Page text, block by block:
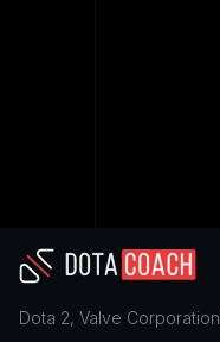
Dota 2, Valve Corporation